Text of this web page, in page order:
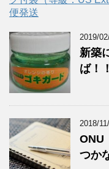
便発送
2019/
新築
ば！！
2018/
ONU
つか